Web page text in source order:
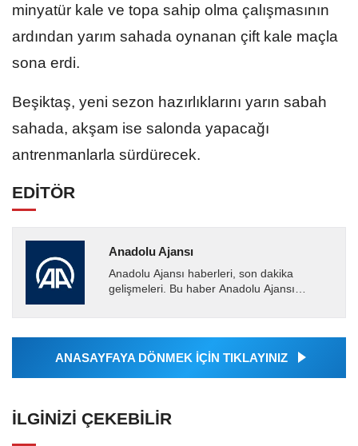
minyatür kale ve topa sahip olma çalışmasının
ardından yarım sahada oynanan çift kale maçla
sona erdi.
Beşiktaş, yeni sezon hazırlıklarını yarın sabah
sahada, akşam ise salonda yapacağı
antrenmanlarla sürdürecek.
EDİTÖR
Anadolu Ajansı
Anadolu Ajansı haberleri, son dakika
gelişmeleri. Bu haber Anadolu Ajansı
tarafından geçilen tüm...
ANASAYFAYA DÖNMEK İÇİN TIKLAYINIZ
İLGINIZI ÇEKEBILIR